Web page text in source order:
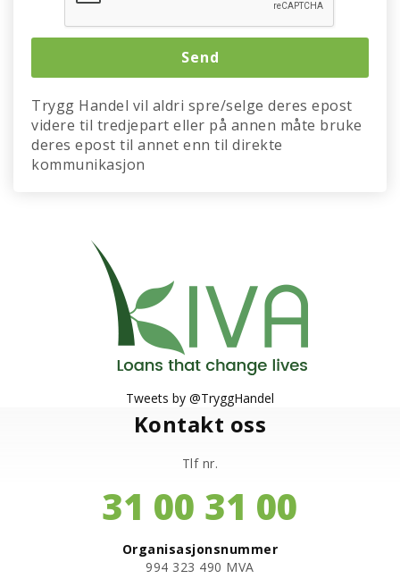
Trygg Handel vil aldri spre/selge deres epost
videre til tredjepart eller på annen måte bruke
deres epost til annet enn til direkte
kommunikasjon
Tweets by @TryggHandel
Kontakt oss
Tlf nr.
31 00 31 00
Organisasjonsnummer
​994 323 490 MVA